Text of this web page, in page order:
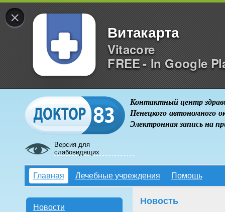
×
Витакарта
Vitacore
FREE - In Google
Версия для
слабовидящих
Контактный центр
Ненецкого автономного
Электронная запись на
Главная Лечебные учреждения Помощь
Новости
Новость